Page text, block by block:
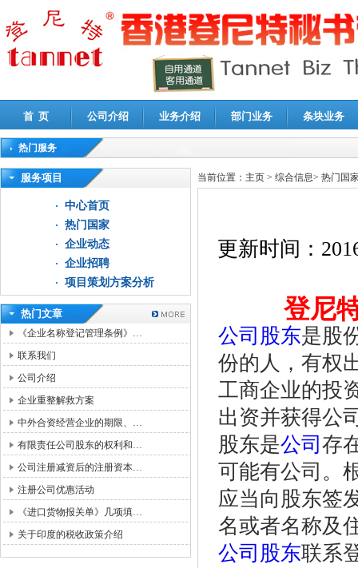
首 页 公司介绍 业务介绍 部门业务 条块业务
热门服务
高新技术企业认定审计|企业所得税汇算清缴申报鉴证
服务项目
中心首页
热门国家
企业动态
企业招聘
项目策划方案分析
热门文章
《企业名称登记管理条例》…
联系我们
公司介绍
企业重整解救方案
中外合资经营企业的期限、…
有限责任公司股东的权利和…
公司注册减资后的注册资本…
注册公司优惠活动
《进口货物报关单》几项填…
关于印度的税收政策介绍
当前位置： 主页 > 综合信息> 热门国
更新时间：
登尼
公司股东是股
份的人，有权
工商企业的投
出资并获得公
股东是公司 存
可能有公司。
应当向股东签
名或者名称及
公司股东联系